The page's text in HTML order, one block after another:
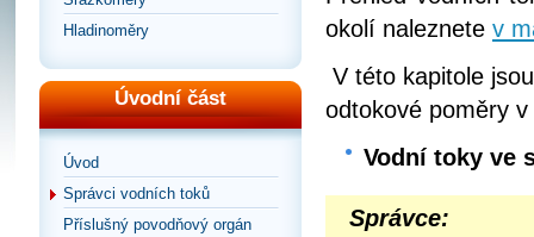
Hladinoměry
Úvodní část
Úvod
Správci vodních toků
Příslušný povodňový orgán
okolí naleznete v
V této kapitole
odtokové poměry
Vodní toky ve
Správce: